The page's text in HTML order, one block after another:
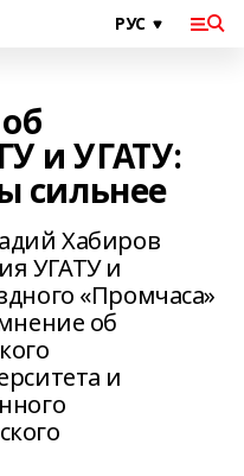
и УГАТУ:
сильнее
Хабиров
УГАТУ и
«Промчаса»
об
и